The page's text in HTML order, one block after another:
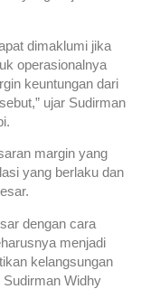
dimaklumi jika
operasionalnya
keuntungan dari
ujar Sudirman
margin yang
yang berlaku dan
dengan cara
menjadi
kelangsungan
Sudirman Widhy